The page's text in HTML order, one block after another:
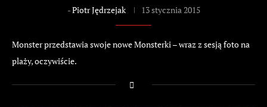
-Piotr Jędrzejak 13 stycznia 2015
Monster przedstawia swoje nowe Monsterki – wraz z sesją foto na
plaży, oczywiście.